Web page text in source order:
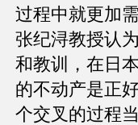
过程中就更加
张纪浔教授认
和教训，在日
的不动产是正
个交叉的过程